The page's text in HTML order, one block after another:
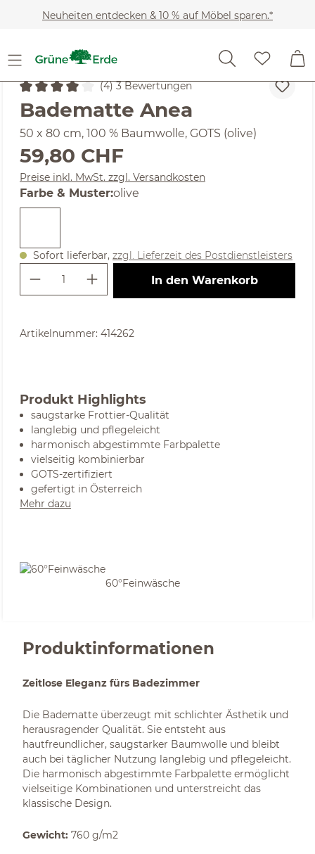
Zum Hauptinhalt springen
Neuheiten entdecken & 10 % auf Möbel sparen.*
Heimtextilien Badtextilien Badematten
Durchschnittliche Bewertung von 4 von 5 Sternen
(4) 3 Bewertungen
Badematte Anea
50 x 80 cm, 100 % Baumwolle, GOTS (olive)
Regulärer Preis:
59,80 CHF
Preise inkl. MwSt. zzgl. Versandkosten
Farbe & Musterauswählen
:olive
Sofort lieferbar, zzgl. Lieferzeit des Postdienstleisters
Produkt Anzahl: Gib den
In den Warenkorb
Artikelnummer: 414262
Produkt Highlights
saugstarke Frottier-Qualität
langlebig und pflegeleicht
harmonisch abgestimmte Farbpalette
vielseitig kombinierbar
GOTS-zertifiziert
gefertigt in Österreich
Mehr dazu
60°Feinwäsche
Produktinformationen
Zeitlose Eleganz fürs Badezimmer
Die Badematte überzeugt mit schlichter Ästhetik und
herausragender Qualität. Sie entsteht aus
hautfreundlicher, saugstarker Baumwolle und bleibt
auch bei täglicher Nutzung langlebig und pflegeleicht.
Die harmonisch abgestimmte Farbpalette ermöglicht
vielseitige Kombinationen und unterstreicht das
klassische Design.
Gewicht: 760 g/m2